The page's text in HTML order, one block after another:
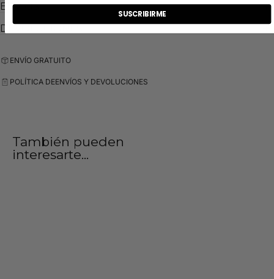
ENVIOS
DEVOLUCIONES
ENVÍO GRATUITO
POLÍTICA DEENVÍOS Y DEVOLUCIONES
También pueden
interesarte...
SUSCRIBIRME